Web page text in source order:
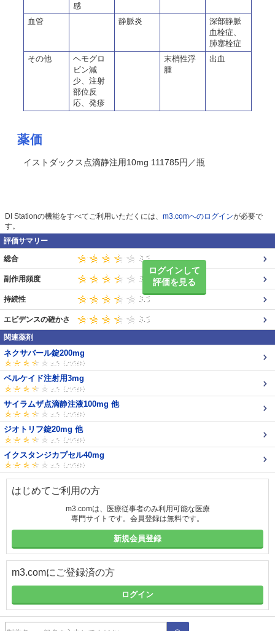
感
血管 静脈炎
深部静脈
血栓症、
肺塞栓症
その他
ヘモグロ
ビン減
少、注射
部位反
応、発疹
末梢性浮
腫
出血
薬価
イストダックス点滴静注用10mg 111785円／瓶
DI Stationの機能をすべてご利用いただくには、 m3.comへのログインが必要で
す。
評価サマリー
ログインして
評価を見る
総合
副作用頻度
持続性
エビデンスの確かさ
関連薬剤
ネクサバール錠200mg
ベルケイド注射用3mg
サイラムザ点滴静注液100mg 他
ジオトリフ錠20mg 他
イクスタンジカプセル40mg
はじめてご利用の方
m3.comは、医療従事者のみ利用可能な医療
専門サイトです。会員登録は無料です。
新規会員登録
m3.comにご登録済の方
ログイン